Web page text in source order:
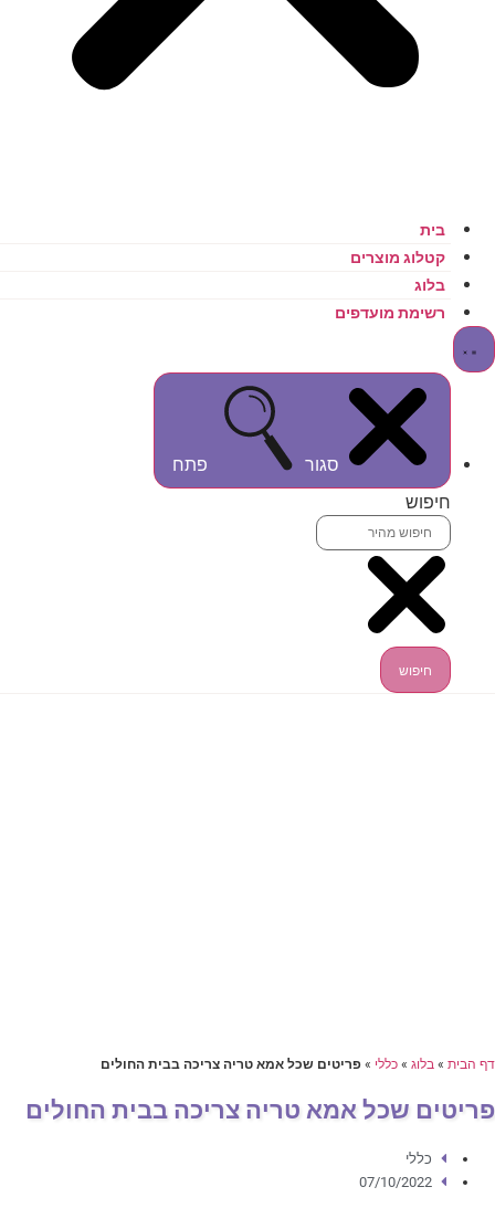
בית
קטלוג מוצרים
בלוג
רשימת מועדפים
סגור
פתח
חיפוש
חיפוש
דף הבית » בלוג » כללי » פריטים שכל אמא טריה צריכה בבית החולים
פריטים שכל אמא טריה צריכה בבית החולים
כללי
07/10/2022